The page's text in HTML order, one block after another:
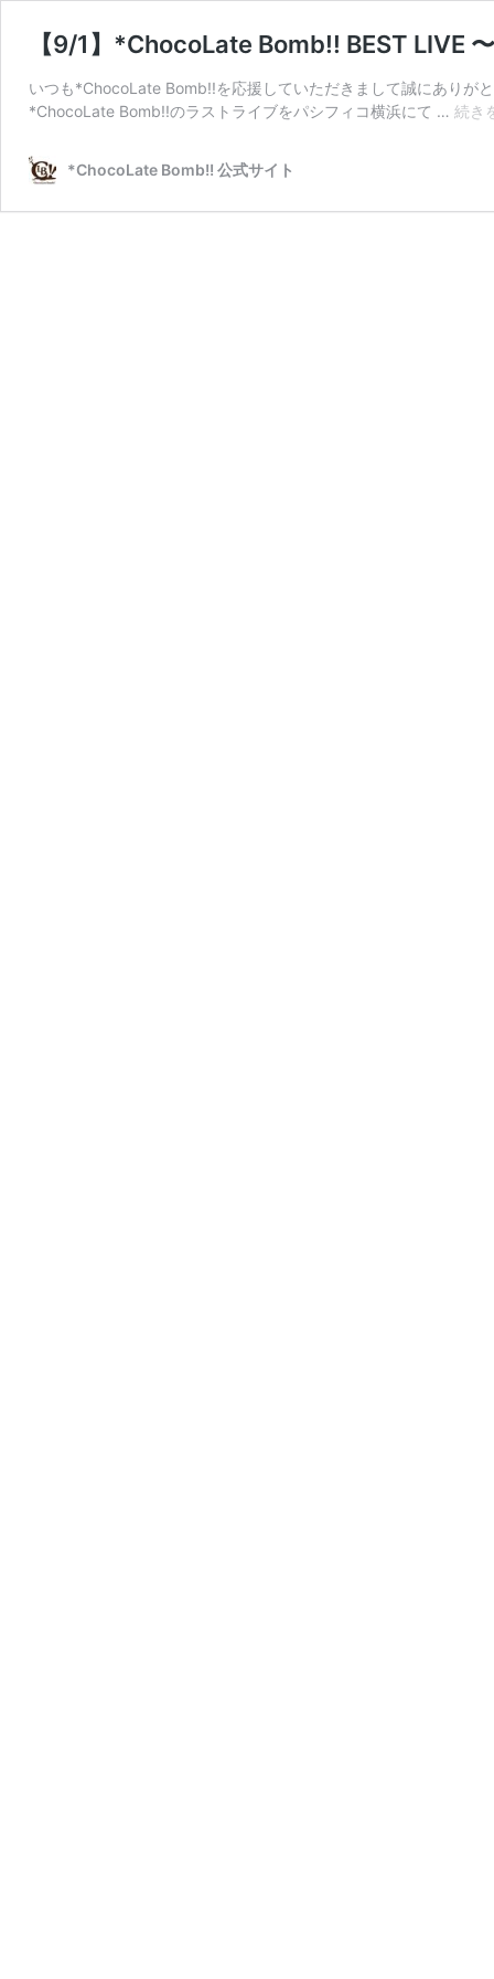
【9/1】*ChocoLate Bomb!! BEST LIVE
いつも*ChocoLate Bomb!!を応援していただきまして誠にありが
*ChocoLate Bomb!!のラストライブをパシフィコ横浜にて … 続き
*ChocoLate Bomb!! 公式サイト